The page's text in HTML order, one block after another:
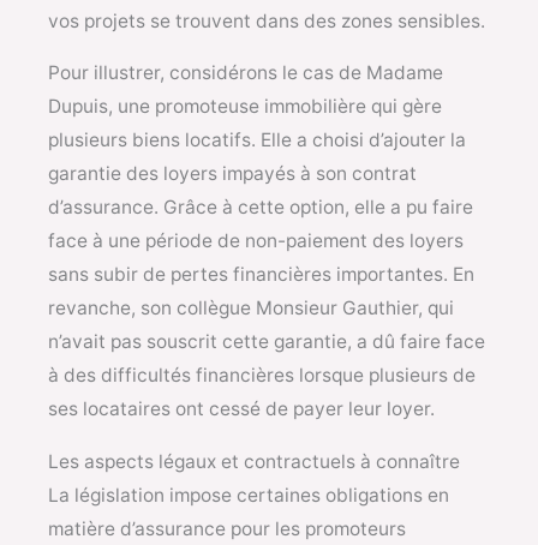
vos projets se trouvent dans des zones sensibles.
Pour illustrer, considérons le cas de Madame
Dupuis, une promoteuse immobilière qui gère
plusieurs biens locatifs. Elle a choisi d’ajouter la
garantie des loyers impayés à son contrat
d’assurance. Grâce à cette option, elle a pu faire
face à une période de non-paiement des loyers
sans subir de pertes financières importantes. En
revanche, son collègue Monsieur Gauthier, qui
n’avait pas souscrit cette garantie, a dû faire face
à des difficultés financières lorsque plusieurs de
ses locataires ont cessé de payer leur loyer.
Les aspects légaux et contractuels à connaître
La législation impose certaines obligations en
matière d’assurance pour les promoteurs